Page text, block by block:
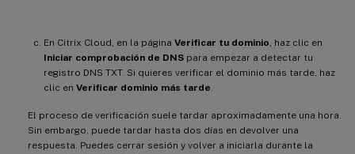
En Citrix Cloud, en la página Verificar tu dominio, haz clic en
Iniciar comprobación de DNS para empezar a detectar tu
registro DNS TXT. Si quieres verificar el dominio más tarde, haz
clic en Verificar dominio más tarde.
El proceso de verificación suele tardar aproximadamente una hora.
Sin embargo, puede tardar hasta dos días en devolver una
respuesta. Puedes cerrar sesión y volver a iniciarla durante la